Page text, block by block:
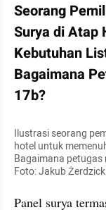
Seorang
Surya di Atap
Kebutuhan
Bagaimana
17b?
Ilustrasi seorang
hotel untuk
Bagaimana petugas
Foto: Jakub
Panel surya